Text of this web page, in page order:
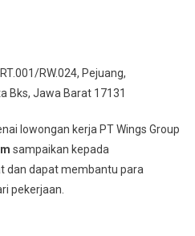
RW.024, Pejuang,
Bks, Jawa Barat 17131
lowongan kerja PT Wings Group
sampaikan kepada
dan dapat membantu para
pekerjaan.